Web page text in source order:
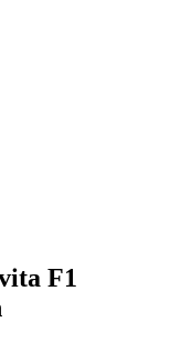
F1